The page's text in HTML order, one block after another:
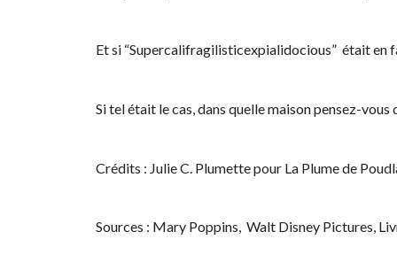
Et si “Supercalifragilisticexpialidocious” était en
Si tel était le cas, dans quelle maison pensez-
Crédits : Julie C. Plumette pour La Plume de
Sources : Mary Poppins, Walt Disney Pictures,